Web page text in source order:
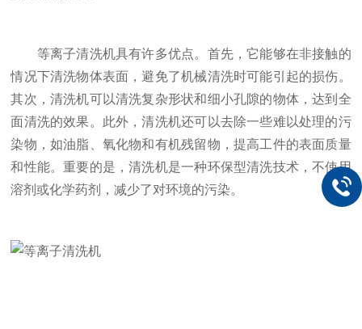
等离子清洗机具有许多优点。首先，它能够在非接触的
情况下清洗物体表面，避免了机械清洗时可能引起的损伤。
其次，清洗机可以清洗复杂形状和细小孔隙的物体，达到全
面清洗的效果。此外，清洗机还可以去除一些难以处理的污
染物，如油脂、氧化物和有机残留物，提高工件的表面质量
和性能。重要的是，清洗机是一种环保型清洗技术，不使用
溶剂或化学药剂，减少了对环境的污染。